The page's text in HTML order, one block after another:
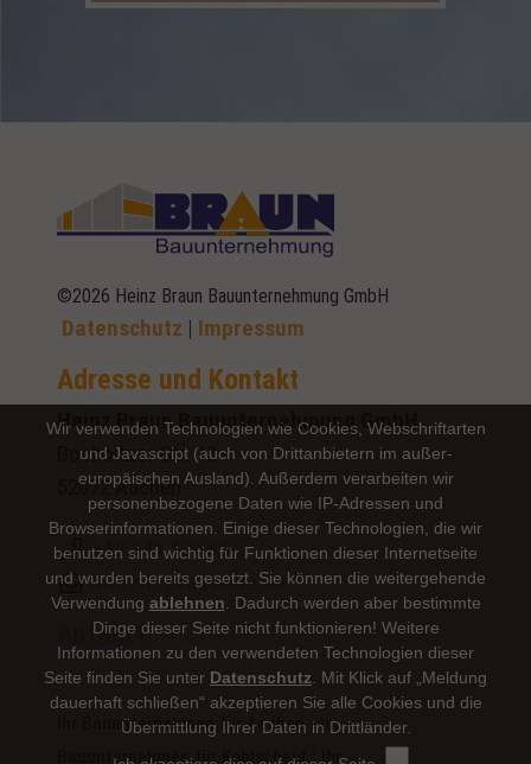
©2026 Heinz Braun Bauunternehmung GmbH
Datenschutz | Impressum
Adresse und Kontakt
Heinz Braun Bauunternehmung GmbH
Bocholtzer Str. 13
52072 Aachen
+49 241 176804
info@h-braunbau.de
Anfahrt
Ihr Bauunternehmen für Aachen | Ihr
Bauunternehmen für Kohlscheid | Ihr
Wir verwenden Technologien wie Cookies, Webschriftarten
und Javascript (auch von Drittanbietern im außer-
europäischen Ausland). Außerdem verarbeiten wir
personenbezogene Daten wie IP-Adressen und
Browserinformationen. Einige dieser Technologien, die wir
benutzen sind wichtig für Funktionen dieser Internetseite
und wurden bereits gesetzt. Sie können die weitergehende
Verwendung ablehnen
Dadurch werden aber bestimmte
Dinge dieser Seite nicht funktionieren! Weitere
Informationen zu den verwendeten Technologien dieser
Seite finden Sie unter Datenschutz . Mit Klick auf „Meldung
dauerhaft schließen“ akzeptieren Sie alle Cookies und die
Übermittlung Ihrer Daten in Drittländer.